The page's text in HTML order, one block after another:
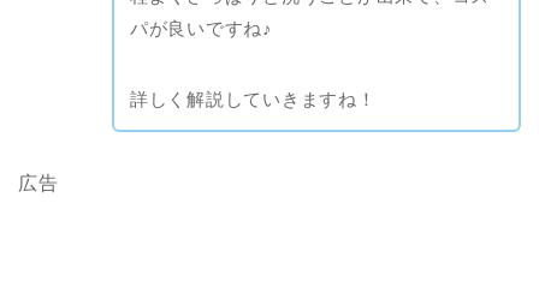
パが良いですね♪
詳しく解説していきますね！
広告